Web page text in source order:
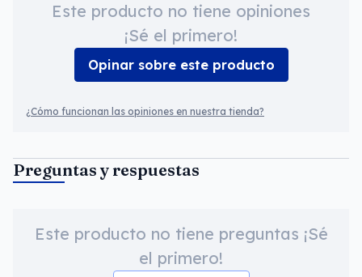
Este producto no tiene opiniones
¡Sé el primero!
Opinar sobre este producto
¿Cómo funcionan las opiniones en nuestra tienda?
Preguntas y respuestas
Este producto no tiene preguntas ¡Sé
el primero!